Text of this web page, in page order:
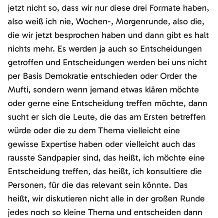
jetzt nicht so, dass wir nur diese drei Formate haben,
also weiß ich nie, Wochen-, Morgenrunde, also die,
die wir jetzt besprochen haben und dann gibt es halt
nichts mehr. Es werden ja auch so Entscheidungen
getroffen und Entscheidungen werden bei uns nicht
per Basis Demokratie entschieden oder Order the
Mufti, sondern wenn jemand etwas klären möchte
oder gerne eine Entscheidung treffen möchte, dann
sucht er sich die Leute, die das am Ersten betreffen
würde oder die zu dem Thema vielleicht eine
gewisse Expertise haben oder vielleicht auch das
rausste Sandpapier sind, das heißt, ich möchte eine
Entscheidung treffen, das heißt, ich konsultiere die
Personen, für die das relevant sein könnte. Das
heißt, wir diskutieren nicht alle in der großen Runde
jedes noch so kleine Thema und entscheiden dann